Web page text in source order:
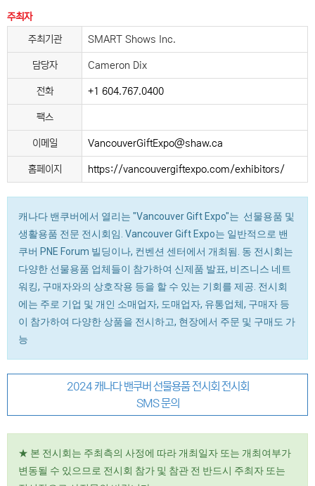
주최자
주최기관
SMART Shows Inc.
담당자 Cameron Dix
전화 +1 604.767.0400
팩스
이메일 VancouverGiftExpo@shaw.ca
홈페이지 https://vancouvergiftexpo.com/exhibitors/
캐나다 밴쿠버에서 열리는 "Vancouver Gift Expo"는 선물용품 및
생활용품 전문 전시회임. Vancouver Gift Expo는 일반적으로 밴
쿠버 PNE Forum 빌딩이나, 컨벤션 센터에서 개최됨. 동 전시회는
다양한 선물용품 업체들이 참가하여 신제품 발표, 비즈니스 네트
워킹, 구매자와의 상호작용 등을 할 수 있는 기회를 제공. 전시회
에는 주로 기업 및 개인 소매업자, 도매업자, 유통업체, 구매자 등
이 참가하여 다양한 상품을 전시하고, 현장에서 주문 및 구매도 가
능
2024 캐나다 밴쿠버 선물용품 전시회 전시회
SMS 문의
★ 본 전시회는 주최측의 사정에 따라 개최일자 또는 개최여부가
변동될 수 있으므로 전시회 참가 및 참관 전 반드시 주최자 또는